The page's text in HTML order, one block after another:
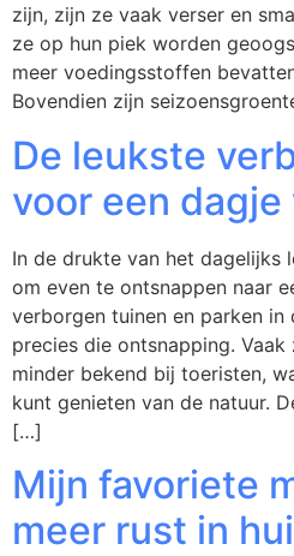
zijn, zijn ze vaak verser en
ze op hun piek worden
meer voedingsstoffen
Bovendien zijn
De leukste
voor een dagje
In de drukte van het dagelijks
om even te ontsnappen naar
verborgen tuinen en parken in
precies die ontsnapping.
minder bekend bij toeristen,
kunt genieten van de natuur.
[…]
Mijn favoriete
meer rust in